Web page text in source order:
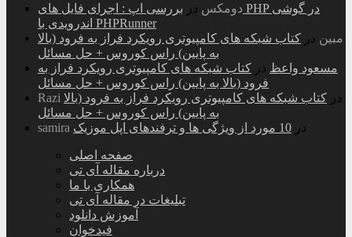
دومکس در بررسی اپ : اجرای فایل های PHP در گوشی
اندرویدی با PHPRunner
مبین در کتاب شبکه های کامپیوتری رویکرد فراز به فرود (بالا
به پایین) راس کوروس + حل مسائل
مسعود واعظ در کتاب شبکه های کامپیوتری رویکرد فراز به
فرود (بالا به پایین) راس کوروس + حل مسائل
Razi
در کتاب شبکه های کامپیوتری رویکرد فراز به فرود (بالا
به پایین) راس کوروس + حل مسائل
samira
در 10 مورد از ویژگی ها و ترفندهای اپل موزیک
صفحه اصلی
درباره مقاله آی تی
همکاری با ما
تبلیغات در مقاله آی تی
آموزش دانلود
فیدخوان